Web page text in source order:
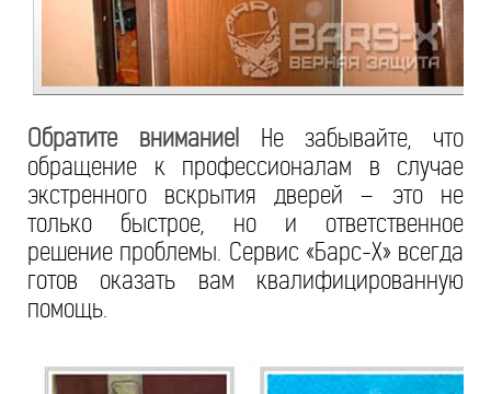
Обратите внимание! Не забывайте, что
обращение к профессионалам в случае
экстренного вскрытия дверей – это не
только быстрое, но и ответственное
решение проблемы. Сервис «Барс-Х» всегда
готов оказать вам квалифицированную
помощь.